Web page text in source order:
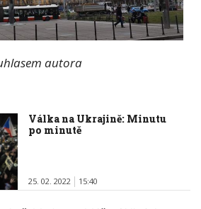
autora
Válka na Ukrajině: Minutu
po minutě
25. 02. 2022 15:40